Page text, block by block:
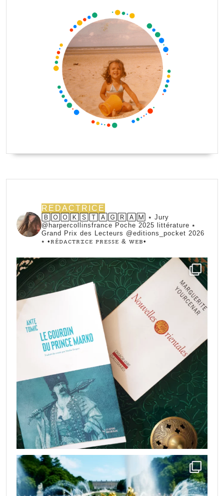
REDACTRICE
🄱🄾🄾🄺🅂🅃🄰🄶🅁🄰🄼 ⭑ Jury
@harpercollinsfrance Poche 2025 littérature ⭑
Grand Prix des Lecteurs @editions_pocket 2026
⭑ •ꭱꭼ́ꭰꭺꮯꭲꭱꮖꮯꭼ ꮲꭱꭼꮪꮪꭼ & ꮃꭼᏼ•